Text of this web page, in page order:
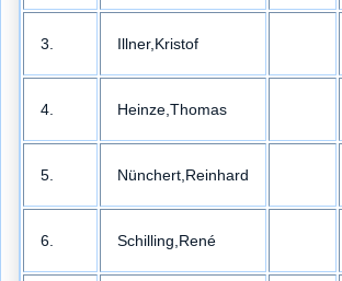
3. Illner,Kristof
4. Heinze,Thomas
5. Nünchert,Reinhard
6. Schilling,René